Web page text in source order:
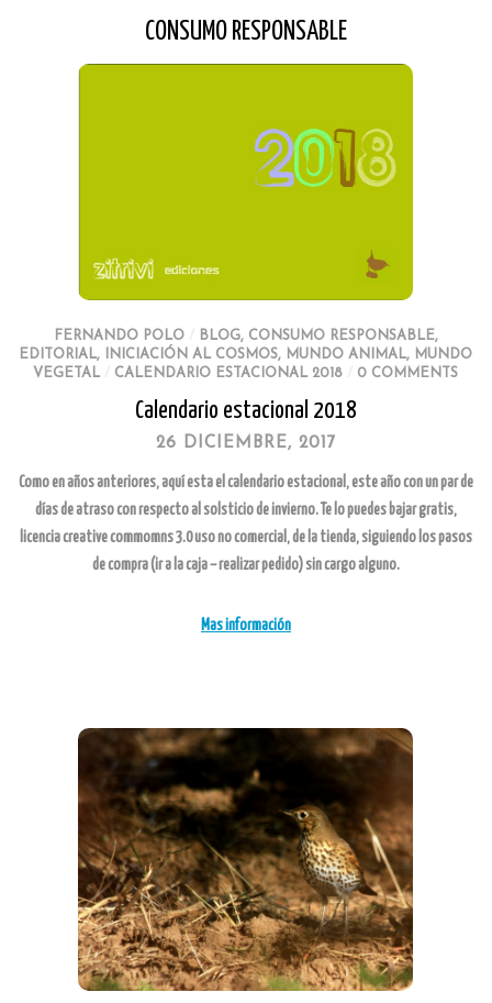
CONSUMO RESPONSABLE
FERNANDO POLO BLOG, CONSUMO RESPONSABLE,
EDITORIAL, INICIACIÓN AL COSMOS, MUNDO ANIMAL, MUNDO
VEGETAL
CALENDARIO ESTACIONAL 2018 0 COMMENTS
Calendario estacional 2018
26 DICIEMBRE, 2017
Como en años anteriores, aquí esta el calendario estacional, este año con un par de
días de atraso con respecto al solsticio de invierno. Te lo puedes bajar gratis,
licencia creative commomns 3.0 uso no comercial, de la tienda, siguiendo los pasos
de compra (ir a la caja – realizar pedido) sin cargo alguno.
Mas información